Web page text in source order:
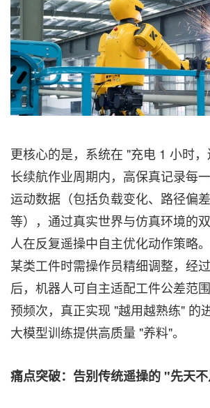
更核心的是，系统在 "充电 1 小时
长续航作业周期内，高保真记录每
运动数据（包括负载变化、路径偏
等），通过真实世界与仿真环境的
人在反复遥操中自主优化动作策略
某类工件时需操作员精细调整，经
后，机器人可自主适配工件公差范
预频次，真正实现 "越用越熟练" 的
大模型训练提供高质量 "养料"。
痛点突破：告别传统遥操的 "先天